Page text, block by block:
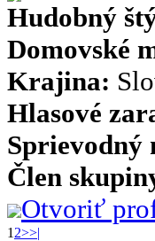
Hudobný
Domovské
Krajina:
Hlasové
Sprievodný
Člen
Otvoriť
1 2>>|